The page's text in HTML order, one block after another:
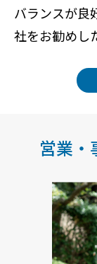
バランスが良
社をお勧めし
営業・